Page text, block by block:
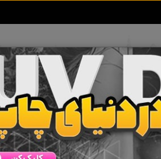
خبرهای سایت تماس با ما